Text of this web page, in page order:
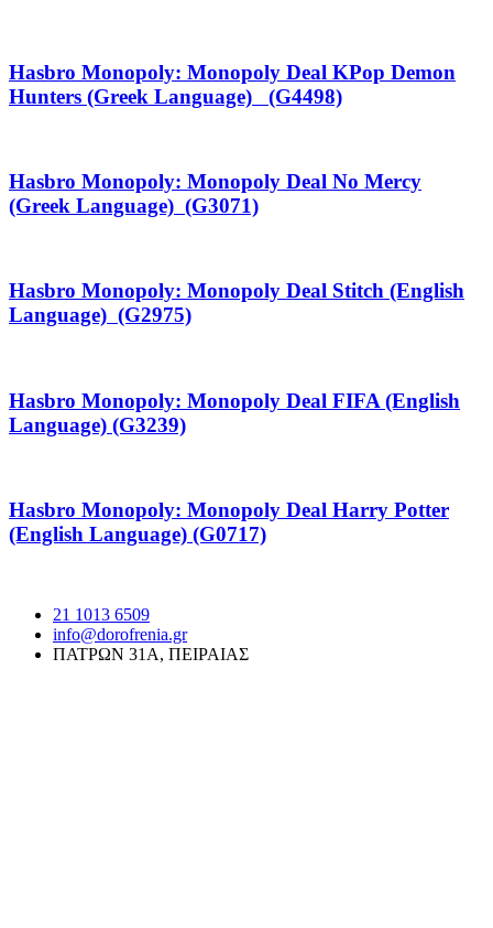
Hasbro Monopoly: Monopoly Deal KPop Demon
Hunters (Greek Language) (G4498)
Hasbro Monopoly: Monopoly Deal No Mercy
(Greek Language) (G3071)
Hasbro Monopoly: Monopoly Deal Stitch (English
Language) (G2975)
Hasbro Monopoly: Monopoly Deal FIFA (English
Language) (G3239)
Hasbro Monopoly: Monopoly Deal Harry Potter
(English Language) (G0717)
21 1013 6509
info@dorofrenia.gr
ΠΑΤΡΩΝ 31Α, ΠΕΙΡΑΙΑΣ